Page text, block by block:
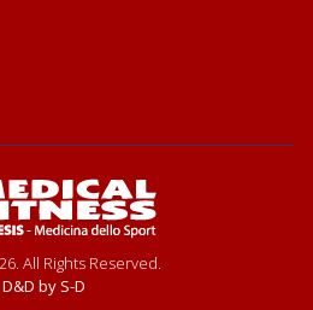
All Rights Reserved.
D&D by S-D